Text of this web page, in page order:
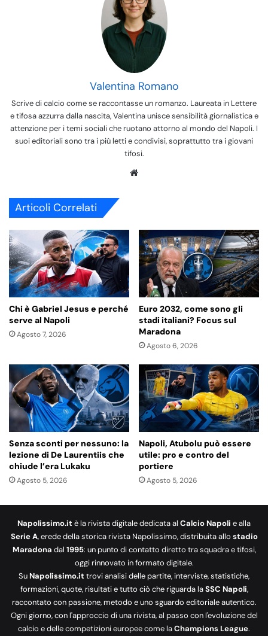
Valentina Romano
Scrive di calcio come se raccontasse un romanzo. Laureata in Lettere
e tifosa azzurra dalla nascita, Valentina unisce sensibilità giornalistica e
attenzione per i temi sociali che ruotano attorno al mondo del Napoli. I
suoi editoriali sono tra i più letti e condivisi, soprattutto tra i giovani
tifosi.
Articoli Correlati
Chi è Gabriel Jesus e perché
serve al Napoli
Agosto 7, 2026
Euro 2032, come sono gli
stadi italiani? Focus sul
Maradona
Agosto 6, 2026
Senza sconti per nessuno: la
lezione di De Laurentiis che
chiude l’era Lukaku
Agosto 5, 2026
Napoli, Atubolu può essere
utile: pro e contro del
portiere
Agosto 5, 2026
Napolissimo.it è la rivista digitale dedicata al Calcio Napoli e alla
Serie A, erede della storica rivista Napolissimo, distribuita allo stadio
Maradona dal 1995: un punto di contatto diretto tra squadra e tifosi,
oggi rinnovato in formato digitale.
SuNapolissimo.it trovi analisi delle partite, interviste, statistiche,
formazioni, quote, risultati e tutto ciò che riguarda laSSC Napoli,
raccontato con passione, metodo e uno sguardo editoriale autentico.
Ogni giorno, con l'approccio di una rivista, al passo con l'evoluzione del
calcio e delle competizioni europee come laChampions League.